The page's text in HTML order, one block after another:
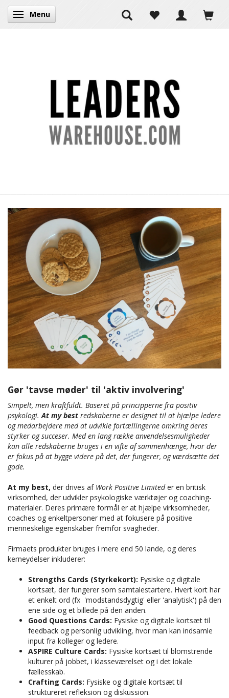
Skifte navigation
Menu
Gør 'tavse møder' til 'aktiv involvering'
Simpelt, men kraftfuldt. Baseret på principperne fra positiv
psykologi.At my best redskaberne er designet til at hjælpe ledere
og medarbejdere med at udvikle fortællingerne omkring deres
styrker og succeser. Med en lang række anvendelsesmuligheder
kan alle redskaberne bruges i en vifte af sammenhænge, ​​hvor der
er fokus på at bygge videre på det, der fungerer, og værdsætte det
gode.
At my best, der drives af Work Positive Limiteder en britisk
virksomhed, der udvikler psykologiske værktøjer og coaching-
materialer. Deres primære formål er at hjælpe virksomheder,
coaches og enkeltpersoner med at fokusere på positive
menneskelige egenskaber fremfor svagheder.
Firmaets produkter bruges i mere end 50 lande, og deres
kerneydelser inkluderer:
Strengths Cards (Styrkekort): Fysiske og digitale
kortsæt, der fungerer som samtalestartere. Hvert kort har
et enkelt ord (fx 'modstandsdygtig' eller 'analytisk') på den
ene side og et billede på den anden.
Good Questions Cards: Fysiske og digitale kortsæt til
feedback og personlig udvikling, hvor man kan indsamle
input fra kolleger og ledere.
ASPIRE Culture Cards: Fysiske kortsæt til blomstrende
kulturer på jobbet, i klasseværelset og i det lokale
fællesskab.
Crafting Cards: Fysiske og digitale kortsæt til
struktureret refleksion og diskussion.